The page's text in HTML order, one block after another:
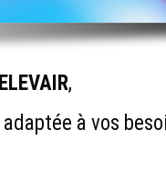
,
à vos